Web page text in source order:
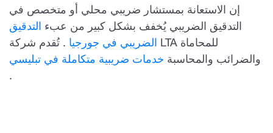
إن الاستعانة بمستشار ضريبي محلي أو متخصص في
التدقيق الضريبي يُخفف بشكل كبير من عبء التدقيق
الضريبي في جورجيا . تُقدم شركة LTA للمحاماة
والضرائب والمحاسبة خدمات ضريبية متكاملة في تبليسي
.